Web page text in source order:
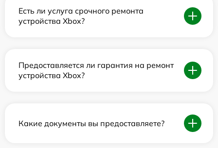
Есть ли услуга срочного ремонта
устройства Xbox?
Предоставляется ли гарантия на ремонт
устройства Xbox?
Какие документы вы предоставляете?